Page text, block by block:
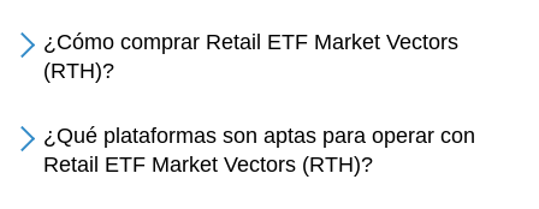
¿Cómo comprar Retail ETF Market Vectors
(RTH)?
¿Qué plataformas son aptas para operar con
Retail ETF Market Vectors (RTH)?